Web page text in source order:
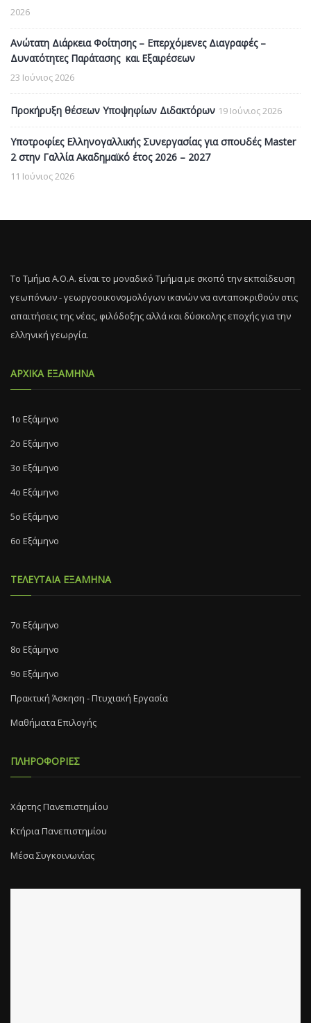
2026
Ανώτατη Διάρκεια Φοίτησης – Επερχόμενες Διαγραφές –
Δυνατότητες Παράτασης και Εξαιρέσεων
23 Ιούνιος 2026
Προκήρυξη θέσεων Υποψηφίων Διδακτόρων 19 Ιούνιος 2026
Υποτροφίες Ελληνογαλλικής Συνεργασίας για σπουδές Master
2 στην Γαλλία Ακαδημαϊκό έτος 2026 – 2027
11 Ιούνιος 2026
Το Τμήμα Α.Ο.Α. είναι το μοναδικό Τμήμα με σκοπό την εκπαίδευση
γεωπόνων - γεωργοοικονομολόγων ικανών να ανταποκριθούν στις
απαιτήσεις της νέας, φιλόδοξης αλλά και δύσκολης εποχής για την
ελληνική γεωργία.
ΑΡΧΙΚΑ ΕΞΑΜΗΝΑ
1ο Εξάμηνο
2ο Εξάμηνο
3ο Εξάμηνο
4ο Εξάμηνο
5ο Εξάμηνο
6ο Εξάμηνο
ΤΕΛΕΥΤΑΙΑ ΕΞΑΜΗΝΑ
7o Eξάμηνο
8o Eξάμηνο
9ο Εξάμηνο
Πρακτική Άσκηση - Πτυχιακή Εργασία
Μαθήματα Επιλογής
ΠΛΗΡΟΦΟΡΙΕΣ
Χάρτης Πανεπιστημίου
Κτήρια Πανεπιστημίου
Μέσα Συγκοινωνίας